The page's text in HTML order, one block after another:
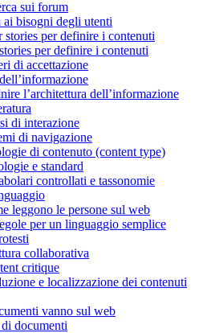
sui forum
bisogni degli utenti
stories per definire i contenuti
per definire i contenuti
di accettazione
l’architettura dell’informazione
di interazione
di navigazione
di contenuto (content type)
e standard
controllati e tassonomie
leggono le persone sul web
per un linguaggio semplice
collaborativa
critique
e localizzazione dei contenuti
vanno sul web
documenti